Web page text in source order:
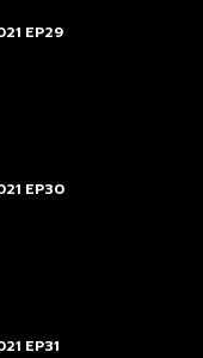
EP29
EP30
EP31